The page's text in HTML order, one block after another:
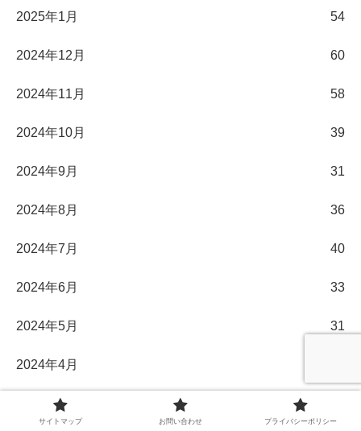
2025年1月 54
2024年12月 60
2024年11月 58
2024年10月 39
2024年9月 31
2024年8月 36
2024年7月 40
2024年6月 33
2024年5月 31
2024年4月
2024年3月
サイトマップ お問い合わせ プライバシーポリシー